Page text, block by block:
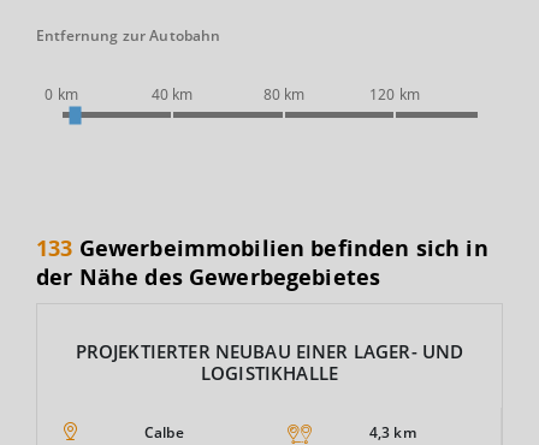
Entfernung zur Autobahn
0 km 40 km 80 km 120 km
133 Gewerbeimmobilien befinden sich in
der Nähe des Gewerbegebietes
PROJEKTIERTER NEUBAU EINER LAGER- UND
LOGISTIKHALLE
Calbe 4,3 km